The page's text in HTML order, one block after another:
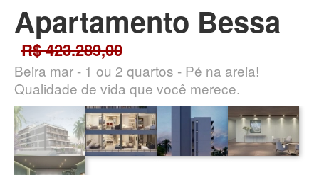
Apartamento Bessa
R$ 423.289,00
Beira mar - 1 ou 2 quartos - Pé na areia!
Qualidade de vida que você merece.